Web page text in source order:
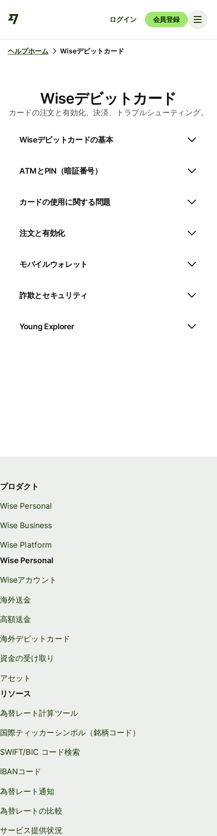
ログイン 会員登録
ヘルプホーム Wiseデビットカード
Wiseデビットカード
カードの注文と有効化、決済、トラブルシューティング。
Wiseデビットカードの基本
ATMとPIN（暗証番号）
カードの使用に関する問題
注文と有効化
モバイルウォレット
詐欺とセキュリティ
Young Explorer
プロダクト
Wise Personal
Wise Business
Wise Platform
Wise Personal
Wiseアカウント
海外送金
高額送金
海外デビットカード
資金の受け取り
アセット
リソース
為替レート計算ツール
国際ティッカーシンボル（銘柄コード）
SWIFT/BIC コード検索
IBANコード
為替レート通知
為替レートの比較
サービス提供状況